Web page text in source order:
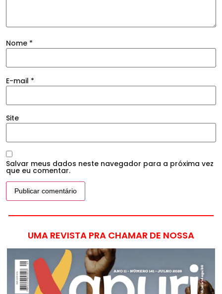
Nome *
E-mail *
Site
Salvar meus dados neste navegador para a próxima vez
que eu comentar.
UMA REVISTA PRA CHAMAR DE NOSSA